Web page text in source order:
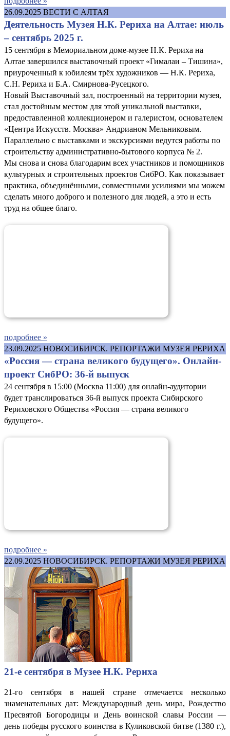
26.09.2025 ВЕСТИ С АЛТАЯ
Деятельность Музея Н.К. Рериха на Алтае: июль
– сентябрь 2025 г.
15 сентября в Мемориальном доме-музее Н.К. Рериха на
Алтае завершился выставочный проект «Гималаи – Тишина»,
приуроченный к юбилеям трёх художников — Н.К. Рериха,
С.Н. Рериха и Б.А. Смирнова-Русецкого.
Новый Выставочный зал, построенный на территории музея,
стал достойным местом для этой уникальной выставки,
предоставленной коллекционером и галеристом, основателем
«Центра Искусств. Москва» Андрианом Мельниковым.
Параллельно с выставками и экскурсиями ведутся работы по
строительству административно-бытового корпуса № 2.
Мы снова и снова благодарим всех участников и помощников
культурных и строительных проектов СибРО. Как показывает
практика, объединёнными, совместными усилиями мы можем
сделать много доброго и полезного для людей, а это и есть
труд на общее благо.
подробнее »
23.09.2025 НОВОСИБИРСК. РЕПОРТАЖИ МУЗЕЯ РЕРИХА
«Россия — страна великого будущего». Онлайн-
проект СибРО: 36-й выпуск
24 сентября в 15:00 (Москва 11:00) для онлайн-аудитории
будет транслироваться 36-й выпуск проекта Сибирского
Рериховского Общества «Россия — страна великого
будущего».
подробнее »
22.09.2025 НОВОСИБИРСК. РЕПОРТАЖИ МУЗЕЯ РЕРИХА
21-е сентября в Музее Н.К. Рериха
21-го сентября в нашей стране отмечается несколько
знаменательных дат: Международный день мира, Рождество
Пресвятой Богородицы и День воинской славы России —
день победы русского воинства в Куликовской битве (1380 г.),